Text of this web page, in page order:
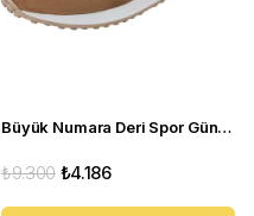
Büyük Numara Deri Spor Günlük Ayakkabı - GG18 Kum
₺4.186
₺9.300